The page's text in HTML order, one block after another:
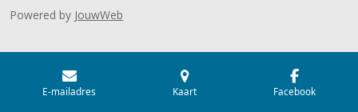
Powered by JouwWeb
E-mailadres Kaart Facebook